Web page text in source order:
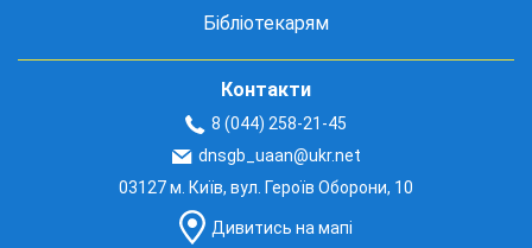
Бібліотекарям
Контакти
8 (044) 258-21-45
dnsgb_uaan@ukr.net
03127 м. Київ, вул. Героїв Оборони, 10
Дивитись на мапі